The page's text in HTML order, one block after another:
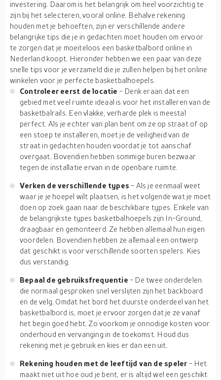
investering. Daarom is het belangrijk om heel voorzichtig te
zijn bij het selecteren, vooral online. Behalve rekening
houden met je behoeften, zijn er verschillende andere
belangrijke tips die je in gedachten moet houden om ervoor
te zorgen dat je moeiteloos een basketbalbord online in
Nederland koopt. Hieronder hebben we een paar van deze
snelle tips voor je verzameld die je zullen helpen bij het online
winkelen voor je perfecte basketbalhoepels.
Controleer eerst de locatie - Denk eraan dat een
gebied met veel ruimte ideaal is voor het installeren van de
basketbalrails. Een vlakke, verharde plek is meestal
perfect. Als je echter van plan bent om ze op straat of op
een stoep te installeren, moet je de veiligheid van de
straat in gedachten houden voordat je tot aanschaf
overgaat. Bovendien hebben sommige buren bezwaar
tegen de installatie ervan in de openbare ruimte.
Verken de verschillende types- Als je eenmaal weet
waar je je hoepel wilt plaatsen, is het volgende wat je moet
doen op zoek gaan naar de beschikbare types. Enkele van
de belangrijkste types basketbalhoepels zijn In-Ground,
draagbaar en gemonteerd. Ze hebben allemaal hun eigen
voordelen. Bovendien hebben ze allemaal een ontwerp
dat geschikt is voor verschillende soorten spelers. Kies
dus verstandig.
Bepaal de gebruiksfrequentie- De twee onderdelen
die normaal gesproken snel verslijten zijn het backboard
en de velg. Omdat het bord het duurste onderdeel van het
basketbalbord is, moet je ervoor zorgen dat je ze vanaf
het begin goed hebt. Zo voorkom je onnodige kosten voor
onderhoud en vervanging in de toekomst. Houd dus
rekening met je gebruik en kies er dan een uit.
Rekening houden met de leeftijd van de speler - Het
maakt niet uit hoe oud je bent, er is altijd wel een geschikt